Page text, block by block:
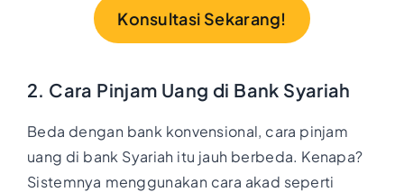
Konsultasi Sekarang!
2. Cara Pinjam Uang di Bank Syariah
Beda dengan bank konvensional, cara pinjam
uang di bank Syariah itu jauh berbeda. Kenapa?
Sistemnya menggunakan cara akad seperti